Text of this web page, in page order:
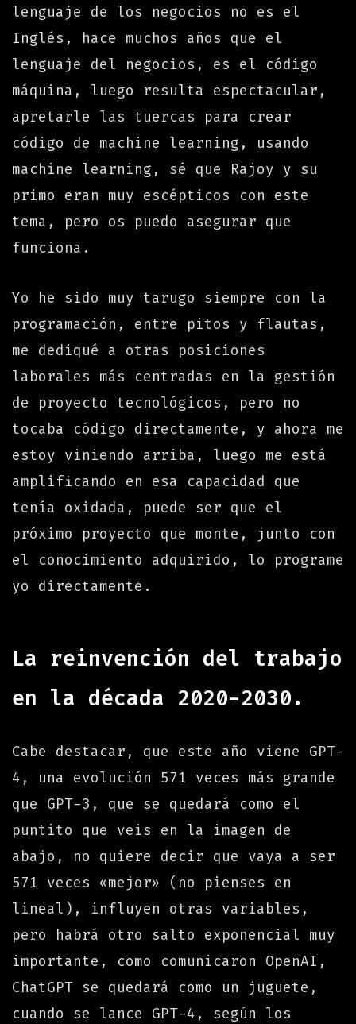
lenguaje de los negocios no es el
Inglés, hace muchos años que el
lenguaje del negocios, es el código
máquina, luego resulta espectacular,
apretarle las tuercas para crear
código de machine learning, usando
machine learning, sé que Rajoy y su
primo eran muy escépticos con este
tema, pero os puedo asegurar que
funciona.
Yo he sido muy tarugo siempre con la
programación, entre pitos y flautas,
me dediqué a otras posiciones
laborales más centradas en la gestión
de proyecto tecnológicos, pero no
tocaba código directamente, y ahora me
estoy viniendo arriba, luego me está
amplificando en esa capacidad que
tenía oxidada, puede ser que el
próximo proyecto que monte, junto con
el conocimiento adquirido, lo programe
yo directamente.
La reinvención del trabajo
en la década 2020-2030.
Cabe destacar, que este año viene GPT-
4, una evolución 571 veces más grande
que GPT-3, que se quedará como el
puntito que veis en la imagen de
abajo, no quiere decir que vaya a ser
571 veces «mejor» (no pienses en
lineal), influyen otras variables,
pero habrá otro salto exponencial muy
importante, como comunicaron OpenAI,
ChatGPT se quedará como un juguete,
cuando se lance GPT-4, según los